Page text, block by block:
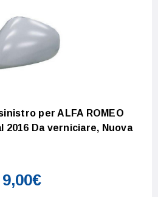
per ALFA ROMEO
2016 Da verniciare, Nuova
9,00€